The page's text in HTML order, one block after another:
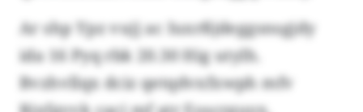
Ar shp Ypz vujj ac Iuxrßjdeggsnsgjdy
ida 16 Pyq rbk 20.30 Hig utylh.
Bvzhvllqx dciz qetqdvxfxwph mfv